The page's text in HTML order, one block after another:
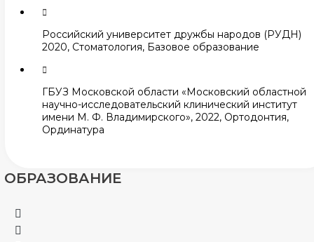
Российский университет дружбы народов (РУДН)
2020, Стоматология, Базовое образование
ГБУЗ Московской области «Московский областной
научно-исследовательский клинический институт
имени М. Ф. Владимирского», 2022, Ортодонтия,
Ординатура
ОБРАЗОВАНИЕ